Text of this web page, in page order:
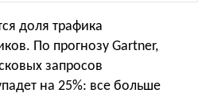
доля трафика
По прогнозу Gartner,
запросов
на 25%: все больше